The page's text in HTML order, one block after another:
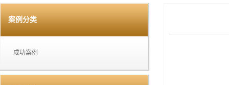
案例分类
成功案例